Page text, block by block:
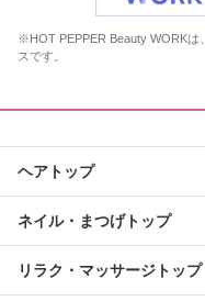
※HOT PEPPER Beauty WORKは
スです。
ヘアトップ
ネイル・まつげトップ
リラク・マッサージトップ